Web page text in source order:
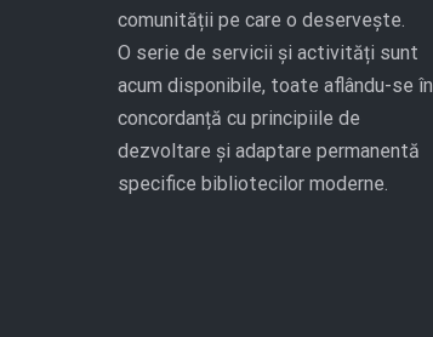
comunității pe care o deservește.
O serie de servicii și activități sunt
acum disponibile, toate aflându-se în
concordanță cu principiile de
dezvoltare și adaptare permanentă
specifice bibliotecilor moderne.